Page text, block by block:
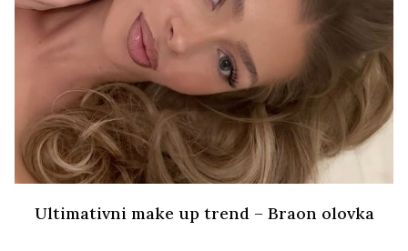
Ultimativni make up trend – Braon olovka